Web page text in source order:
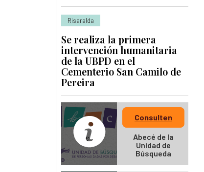
Risaralda
Se realiza la primera
intervención humanitaria
de la UBPD en el
Cementerio San Camilo de
Pereira
Consulten
Abecé de la
Unidad de
Búsqueda